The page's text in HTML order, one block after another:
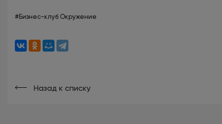
#Бизнес-клуб Окружение
Назад к списку